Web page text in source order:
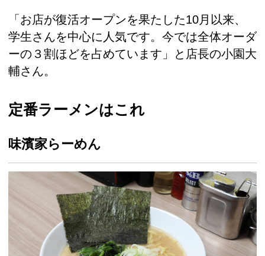
「お店が復活オープンを果たした10月以来、
学生さんを中心に人気です。今では全体オーダ
ーの３割ほどを占めています」と店長の小園大
輔さん。
定番ラーメンはこれ
味濱家らーめん